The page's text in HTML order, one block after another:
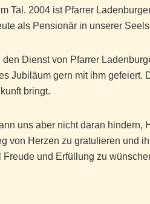
Tal. 2004 ist Pfarrer
als Pensionär in unserer
Dienst von Pfarrer
Jubiläum gern mit ihm gefeiert.
bringt.
uns aber nicht daran
von Herzen zu gratulieren und
Freude und Erfüllung zu